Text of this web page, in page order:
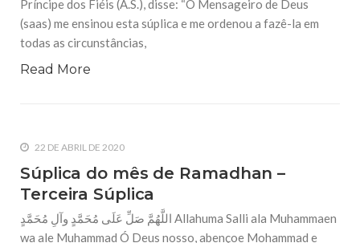
10 DE NOVEMBRO DE 2013
Falecimento do Imam Ali Ibn Al-Hussein
(A.S.)
data em que relembramos o martírio do quarto Imam dos
Centro Islâmico no Brasil recebe o ex-
ministro das Relações Exteriores da
República Islâmica do Irã
Na noite da quinta-feira, 03 de Abril, o Centro Islâmico no
Brasil recebeu em sua sede, em São Paulo, o ex-ministro das
Príncipe dos Fiéis (A.S.), disse: “O Mensageiro de Deus
(saas) me ensinou esta súplica e me ordenou a fazê-la em
todas as circunstâncias,
Read More
22 DE ABRIL DE 2020
Súplica do mês de Ramadhan –
Terceira Súplica
اللَّهُمَّ صَلِّ عَلَى مُحَمَّدٍ وآلِ مُحَمَّدٍ Allahuma Salli ala Muhammaen
wa ale Muhammad Ó Deus nosso, abençoe Mohammad e